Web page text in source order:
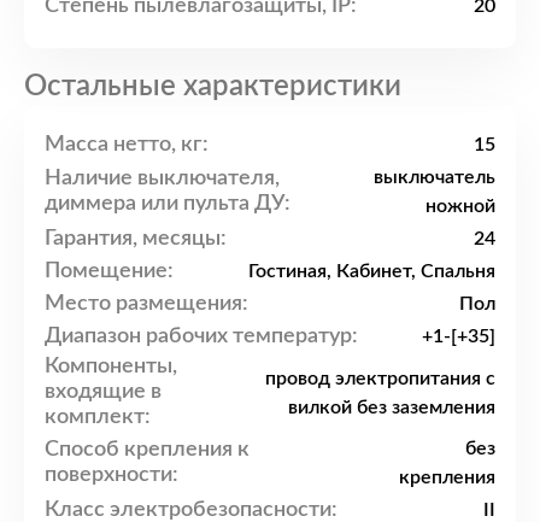
Степень пылевлагозащиты, IP: 20
Остальные характеристики
Масса нетто, кг: 15
Наличие выключателя,
диммера или пульта ДУ:
выключатель
ножной
Гарантия, месяцы: 24
Помещение: Гостиная, Кабинет, Спальня
Место размещения: Пол
Диапазон рабочих температур: +1-[+35]
Компоненты,
входящие в
комплект:
провод электропитания с
вилкой без заземления
Способ крепления к
поверхности:
без
крепления
Класс электробезопасности: